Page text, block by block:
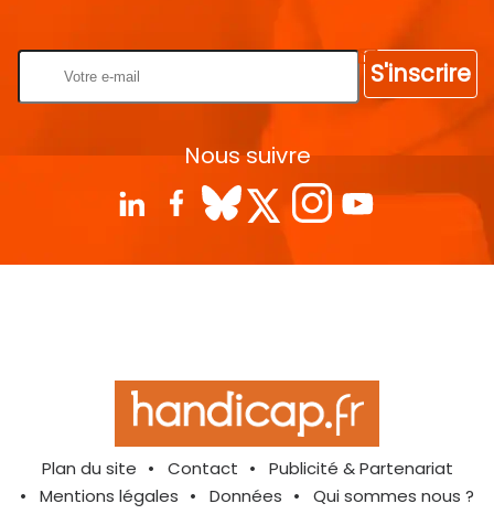
S'inscrire
Nous suivre
Plan du site Contact
Publicité & Partenariat
Mentions légales
Données Qui sommes nous ?